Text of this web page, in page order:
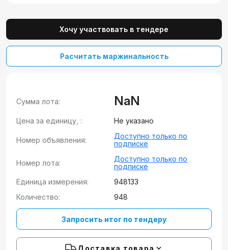
Хочу участвовать в тендере
Расчитать маржинальность
Сумма лота: NaN
Цена за единицу, : Не указано
Номер объявления:
Доступно только по
подписке
Номер лота:
Доступно только по
подписке
Единица измерения:
948133
Количество:
948
Запросить итог по тендеру
Доставка товара